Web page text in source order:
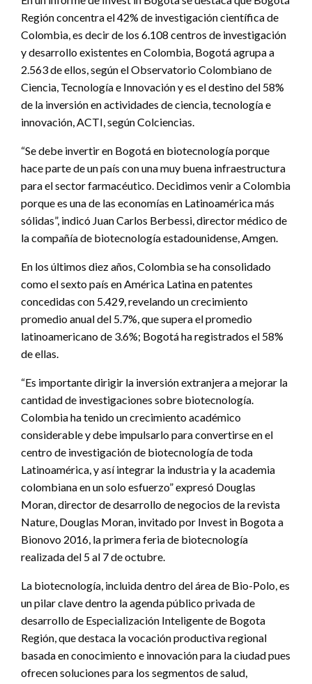
Región concentra el 42% de investigación científica de
Colombia, es decir de los 6.108 centros de investigación
y desarrollo existentes en Colombia, Bogotá agrupa a
2.563 de ellos, según el Observatorio Colombiano de
Ciencia, Tecnología e Innovación y es el destino del 58%
de la inversión en actividades de ciencia, tecnología e
innovación, ACTI, según Colciencias.
“Se debe invertir en Bogotá en biotecnología porque
hace parte de un país con una muy buena infraestructura
para el sector farmacéutico. Decidimos venir a Colombia
porque es una de las economías en Latinoamérica más
sólidas”, indicó Juan Carlos Berbessi, director médico de
la compañía de biotecnología estadounidense, Amgen.
En los últimos diez años, Colombia se ha consolidado
como el sexto país en América Latina en patentes
concedidas con 5.429, revelando un crecimiento
promedio anual del 5.7%, que supera el promedio
latinoamericano de 3.6%; Bogotá ha registrados el 58%
de ellas.
“Es importante dirigir la inversión extranjera a mejorar la
cantidad de investigaciones sobre biotecnología.
Colombia ha tenido un crecimiento académico
considerable y debe impulsarlo para convertirse en el
centro de investigación de biotecnología de toda
Latinoamérica, y así integrar la industria y la academia
colombiana en un solo esfuerzo” expresó Douglas
Moran, director de desarrollo de negocios de la revista
Nature, Douglas Moran, invitado por Invest in Bogota a
Bionovo 2016, la primera feria de biotecnología
realizada del 5 al 7 de octubre.
La biotecnología, incluida dentro del área de Bio-Polo, es
un pilar clave dentro la agenda público privada de
desarrollo de Especialización Inteligente de Bogota
Región, que destaca la vocación productiva regional
basada en conocimiento e innovación para la ciudad pues
ofrecen soluciones para los segmentos de salud,